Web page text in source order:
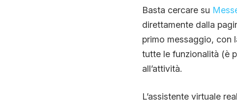
Basta cercare su
direttamente dalla
primo messaggio, con
tutte le funzionalità (è
all’attività.
L’assistente virtuale